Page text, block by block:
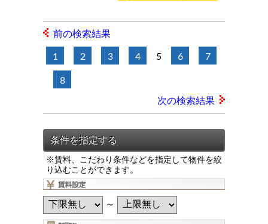
前の検索結果
1 2 3 4 5 6 7
8
次の検索結果
※賃料、こだわり条件などを指定して物件を絞
り込むことができます。
～